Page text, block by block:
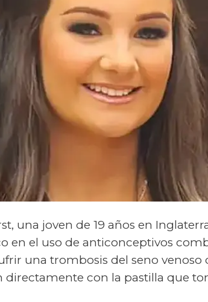
una joven de 19 años en
en el uso de anticonceptivos
una trombosis del seno
directamente con la pastilla que